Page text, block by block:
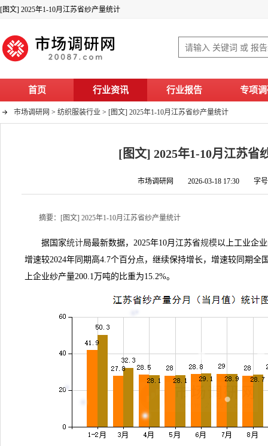
[图文] 2025年1-10月江苏省纱产量统计
首页 行业资讯 行业报告 专项
市场调研网 > 纺织服装行业 > [图文] 2025年1-10月江苏省纱产量统计
[图文] 2025年1-10月江苏省
市场调研网 2026-03-18 17:30 字
摘要：[图文] 2025年1-10月江苏省纱产量统计
据国家统计局最新数据，2025年10月江苏省规模以上工业企
增速较2024年同期高4.7个百分点，继续保持增长，增速较同期全
上企业纱产量200.1万吨的比重为15.2%。